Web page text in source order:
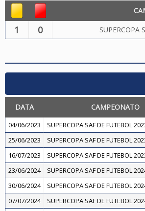
1 0 SUPERCOPA
DATA CAMPEONATO
04/06/2023 SUPERCOPA SAF DE FUTEBOL
25/06/2023
SUPERCOPA SAF DE FUTEBOL
16/07/2023
SUPERCOPA SAF DE FUTEBOL
23/06/2024
SUPERCOPA SAF DE FUTEBOL
30/06/2024
SUPERCOPA SAF DE FUTEBOL
07/07/2024
SUPERCOPA SAF DE FUTEBOL